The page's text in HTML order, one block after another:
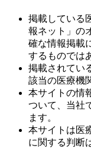
掲載している
報ネット」の
確な情報掲載
するものでは
掲載されてい
該当の医療機
本サイトの情
ついて、当社
ます。
本サイトは医
に関する判断